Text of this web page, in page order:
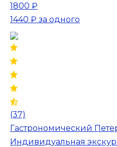
1800 ₽
1440 ₽ за одного
(37)
Гастрономический
Индивидуальная